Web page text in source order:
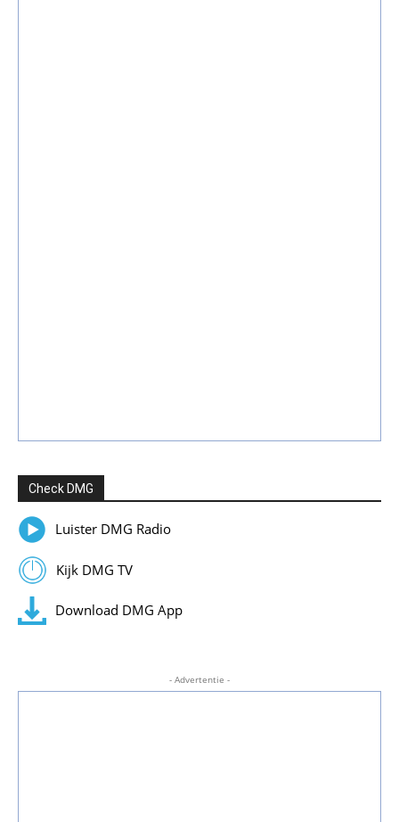
Check DMG
Luister DMG Radio
Kijk DMG TV
Download DMG App
- Advertentie -